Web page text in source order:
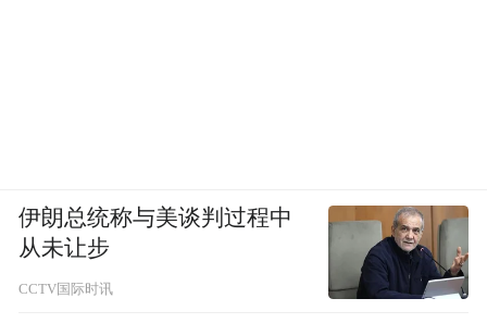
伊朗总统称与美谈判过程中
从未让步
CCTV国际时讯